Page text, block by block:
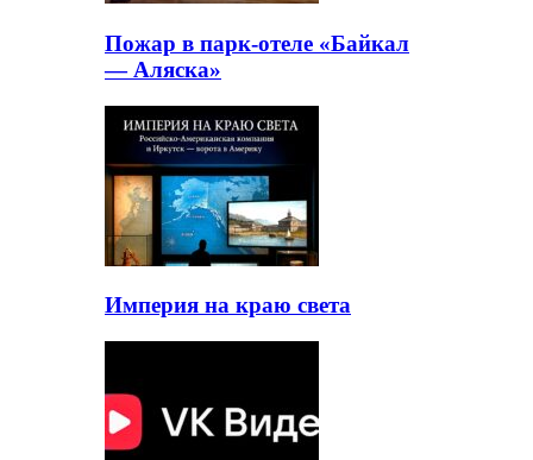
Пожар в парк-отеле «Байкал
— Аляска»
Империя на краю света